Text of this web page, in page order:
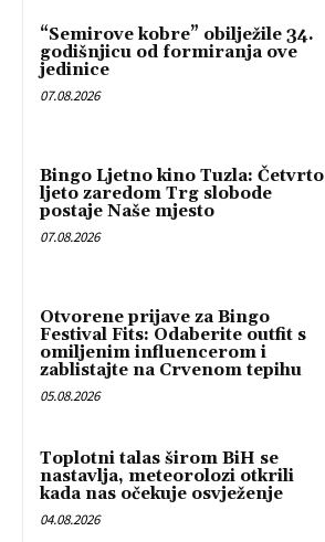
“Semirove kobre” obilježile 34.
godišnjicu od formiranja ove
jedinice
07.08.2026
Bingo Ljetno kino Tuzla: Četvrto
ljeto zaredom Trg slobode
postaje Naše mjesto
07.08.2026
Otvorene prijave za Bingo
Festival Fits: Odaberite outfit s
omiljenim influencerom i
zablistajte na Crvenom tepihu
05.08.2026
Toplotni talas širom BiH se
nastavlja, meteorolozi otkrili
kada nas očekuje osvježenje
04.08.2026